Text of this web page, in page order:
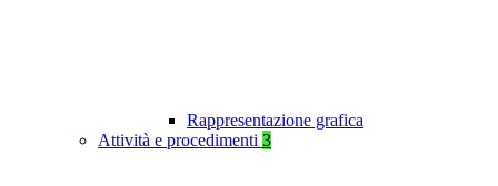
Rappresentazione grafica
Attività e procedimenti 3